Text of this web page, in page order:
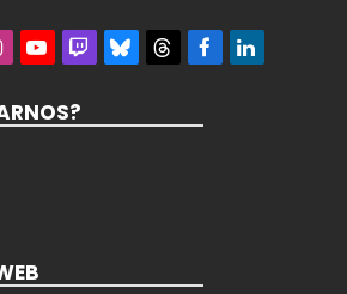
YouTubeTwitchBlueskyThreadsFacebookLinkedIn